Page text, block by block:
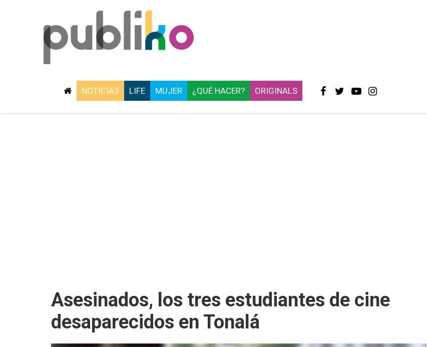
NOTICIAS LIFE MUJER ¿QUÉ HACER? ORIGINALS
Asesinados, los tres estudiantes de cine
desaparecidos en Tonalá